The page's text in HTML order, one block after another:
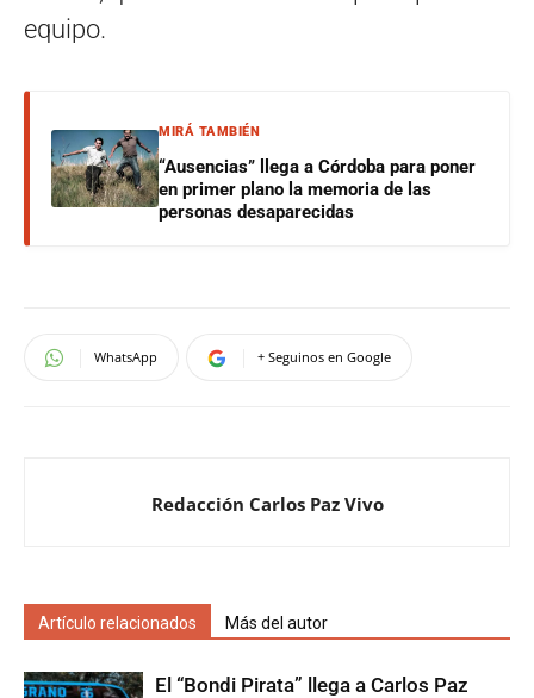
equipo.
MIRÁ TAMBIÉN
“Ausencias” llega a Córdoba para poner
en primer plano la memoria de las
personas desaparecidas
WhatsApp + Seguinos en Google
Redacción Carlos Paz Vivo
Artículo relacionados Más del autor
El “Bondi Pirata” llega a Carlos Paz